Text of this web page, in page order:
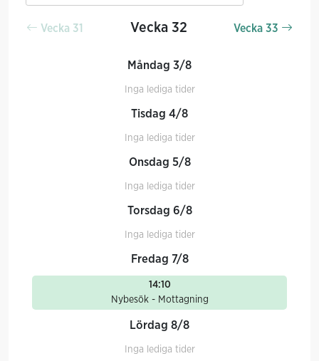
Vecka 31 Vecka 32 Vecka 33
Måndag 3/8
Inga lediga tider
Tisdag 4/8
Inga lediga tider
Onsdag 5/8
Inga lediga tider
Torsdag 6/8
Inga lediga tider
Fredag 7/8
14:10
Nybesök - Mottagning
Lördag 8/8
Inga lediga tider